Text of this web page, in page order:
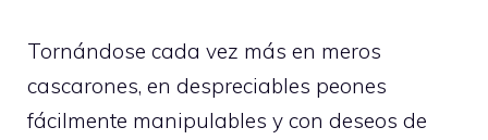
Tornándose cada vez más en meros
cascarones, en despreciables peones
fácilmente manipulables y con deseos de